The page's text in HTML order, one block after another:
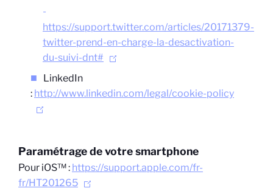
https://support.twitter.com/articles/20171379-
twitter-prend-en-charge-la-desactivation-
du-suivi-dnt#
LinkedIn
: http://www.linkedin.com/legal/cookie-policy
Paramétrage de votre smartphone
Pour iOS™ : https://support.apple.com/fr-
fr/HT201265